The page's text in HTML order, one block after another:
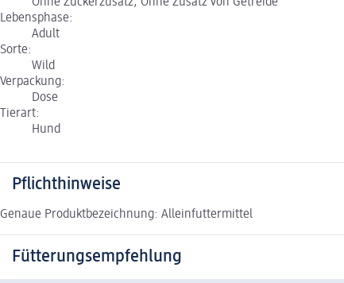
Ohne Zuckerzusatz, Ohne Zusatz von Getreide
Lebensphase:
Adult
Sorte:
Wild
Verpackung:
Dose
Tierart:
Hund
Pflichthinweise
Genaue Produktbezeichnung: Alleinfuttermittel
Fütterungsempfehlung